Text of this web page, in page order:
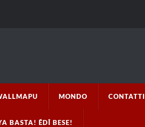
MONDO CONTATTI
BASTA! ÊDÎ BESE!